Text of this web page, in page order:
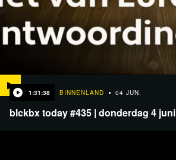
1:31:38 BINNENLAND 04 JUN.
blckbx today #435 | donderdag 4 juni